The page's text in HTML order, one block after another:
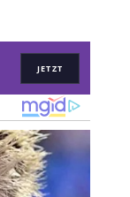
JETZT